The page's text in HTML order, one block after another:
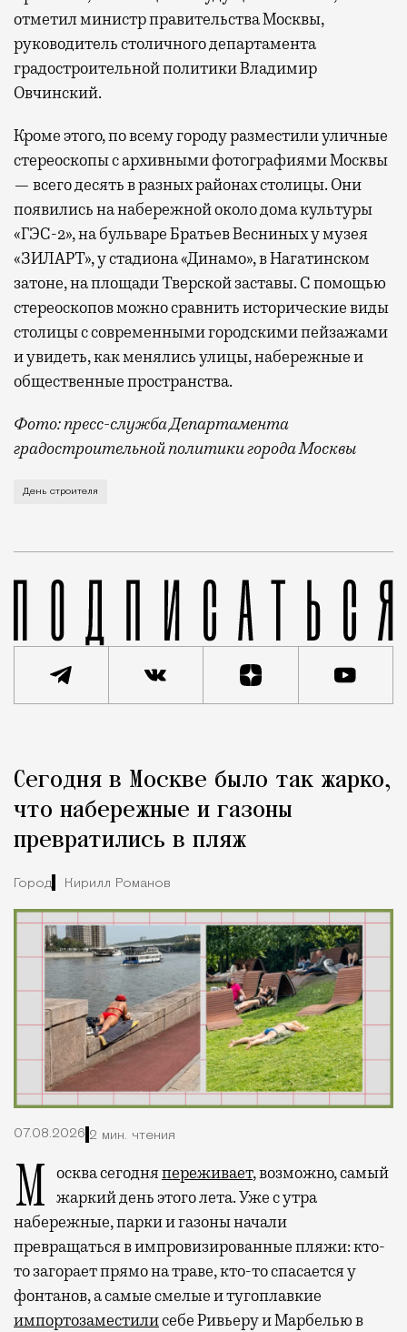
отметил министр правительства Москвы,
руководитель столичного департамента
градостроительной политики Владимир
Овчинский.
Кроме этого, по всему городу разместили уличные
стереоскопы с архивными фотографиями Москвы
— всего десять в разных районах столицы. Они
появились на набережной около дома культуры
«ГЭС-2», на бульваре Братьев Весниных у музея
«ЗИЛАРТ», у стадиона «Динамо», в Нагатинском
затоне, на площади Тверской заставы. С помощью
стереоскопов можно сравнить исторические виды
столицы с современными городскими пейзажами
и увидеть, как менялись улицы, набережные и
общественные пространства.
Фото: пресс-служба Департамента
градостроительной политики города Москвы
В этом году профессиональный праздник День
День строителя
Город
Сегодня в Москве было так жарко,
что набережные и газоны
превратились в пляж
Город Кирилл Романов
07.08.2026 2 мин. чтения
Москва сегодняпереживает, возможно, самый
жаркий день этого лета. Уже с утра
набережные, парки и газоны начали
превращаться в импровизированные пляжи: кто-
то загорает прямо на траве, кто-то спасается у
фонтанов, а самые смелые и тугоплавкие
импортозаместилисебе Ривьеру и Марбелью в